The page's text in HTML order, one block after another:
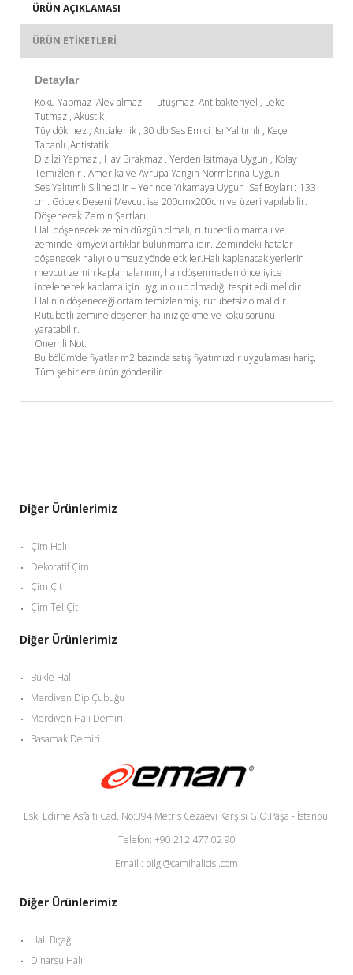
ÜRÜN AÇIKLAMASI
ÜRÜN ETIKETLERI
Detaylar
Koku Yapmaz Alev almaz – Tutuşmaz Antibakteriyel , Leke
Tutmaz , Akustik
Tüy dökmez , Antialerjik , 30 db Ses Emici Isı Yalıtımlı , Keçe
Tabanlı ,Antistatik
Diz İzi Yapmaz , Hav Bırakmaz , Yerden Isıtmaya Uygun , Kolay
Temizlenir . Amerika ve Avrupa Yangın Normlarına Uygun.
Ses Yalıtımlı Silinebilir – Yerinde Yıkamaya Uygun Saf Boyları : 133
cm. Göbek Deseni Mevcut ise 200cmx200cm ve üzeri yapılabilir.
Döşenecek Zemin Şartları
Halı döşenecek zemin düzgün olmalı, rutubetli olmamalı ve
zeminde kimyevi artıklar bulunmamalıdır. Zemindeki hatalar
döşenecek halıyı olumsuz yönde etkiler.Halı kaplanacak yerlerin
mevcut zemin kaplamalarının, halı döşenmeden önce iyice
incelenerek kaplama için uygun olup olmadığı tespit edilmelidir.
Halının döşeneceği ortam temizlenmiş, rutubetsiz olmalıdır.
Rutubetli zemine döşenen halınız çekme ve koku sorunu
yaratabilir.
Önemli Not:
Bu bölüm’de fiyatlar m2 bazında satış fiyatımızdır uygulaması hariç,
Tüm şehirlere ürün gönderilir.
Diğer Ürünlerimiz
Çim Halı
Dekoratif Çim
Çim Çit
Çim Tel Çit
Diğer Ürünlerimiz
Bukle Halı
Merdiven Dip Çubuğu
Merdiven Halı Demiri
Basamak Demiri
Eski Edirne Asfaltı Cad. No:394 Metris Cezaevi Karşısı G.O.Paşa - İstanbul
Telefon: +90 212 477 02 90
Email : bilgi@camihalicisi.com
Diğer Ürünlerimiz
Halı Bıçağı
Dinarsu Halı